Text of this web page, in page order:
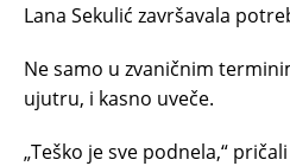
Lana Sekulić završavala
Ne samo u zvaničnim
ujutru, i kasno uveče.
„Teško je sve podnela,“